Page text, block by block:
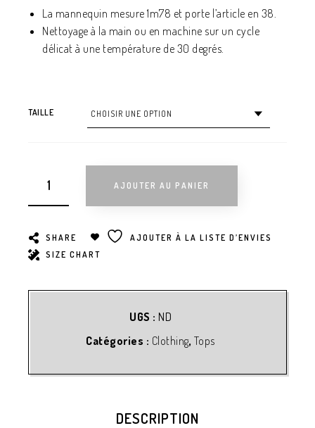
La mannequin mesure 1m78 et porte l’article en 38.
Nettoyage à la main ou en machine sur un cycle
délicat à une température de 30 degrés.
TAILLE
AJOUTER AU PANIER
SHARE
AJOUTER À LA LISTE D’ENVIES
SIZE CHART
UGS : ND
Catégories : Clothing, Tops
DESCRIPTION